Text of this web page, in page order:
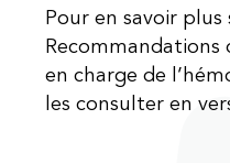
Pour en savoir plus
Recommandations
en charge de
les consulter en